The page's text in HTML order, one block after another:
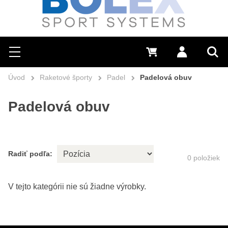
Hľadať
Menu Prihlásiť sa
0 €
Úvod Raketové športy Padel Padelová obuv
Padelová obuv
Radiť podľa: 0 položiek